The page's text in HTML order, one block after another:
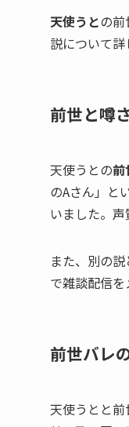
天使うとの
説について詳
前世と噂
天使うとの前
のAさん」と
いました。
また、別の
で雑談配信
前世バレ
天使うとと